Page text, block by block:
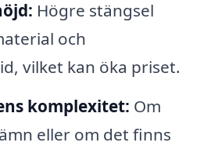
Högre stängsel
och
vilket kan öka priset.
komplexitet: Om
eller om det finns